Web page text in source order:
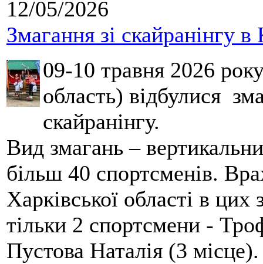
12/05/2026
Змагання зі скайранінгу в
09-10 травня 2026
область) відбулися
скайранінгу.
Вид змагань –
більш 40 спортсменів.
Харківської області в
тільки 2 спортсмени -
Пустова Наталія (3 місце).